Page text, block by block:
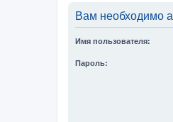
Вам необходимо
Имя пользователя:
Пароль: